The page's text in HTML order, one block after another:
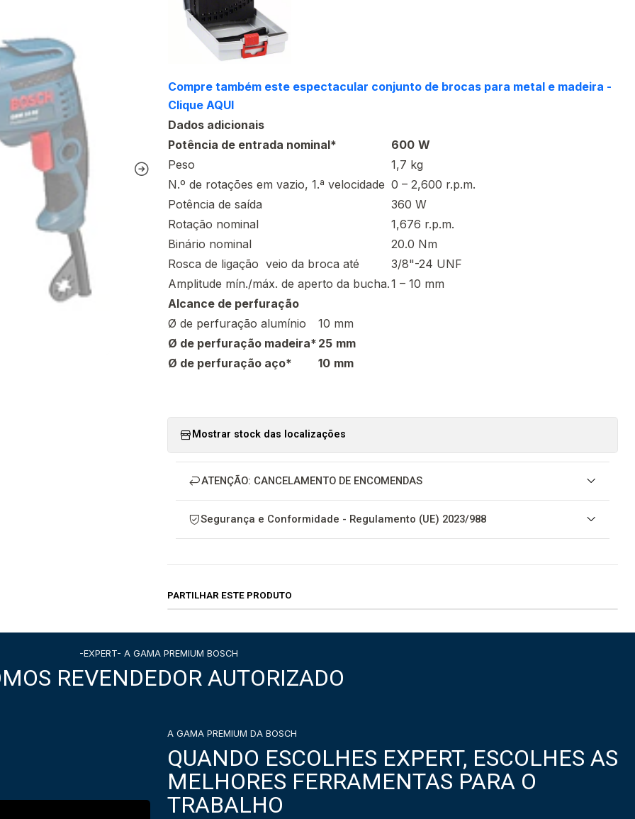
Compre também este espectacular conjunto de brocas para metal e madeira -
Clique AQUI
Dados adicionais
Potência de entrada nominal*
600 W
Peso
1,7 kg
N.º de rotações em vazio, 1.ª velocidade 0 – 2,600 r.p.m.
Potência de saída
360 W
Rotação nominal
1,676 r.p.m.
Binário nominal
20.0 Nm
Rosca de ligação ­ veio da broca até
3/8"-24 UNF
Amplitude mín./máx. de aperto da bucha.1 – 10 mm
Alcance de perfuração
Ø de perfuração alumínio
10 mm
Ø de perfuração madeira* 25 mm
Ø de perfuração aço*
10 mm
Mostrar stock das localizações
ATENÇÃO: CANCELAMENTO DE ENCOMENDAS
Segurança e Conformidade - Regulamento (UE) 2023/988
PARTILHAR ESTE PRODUTO
-EXPERT- A GAMA PREMIUM BOSCH
REVENDEDOR AUTORIZADO
A GAMA PREMIUM DA BOSCH
QUANDO ESCOLHES EXPERT, ESCOLHES AS
MELHORES FERRAMENTAS PARA O
TRABALHO